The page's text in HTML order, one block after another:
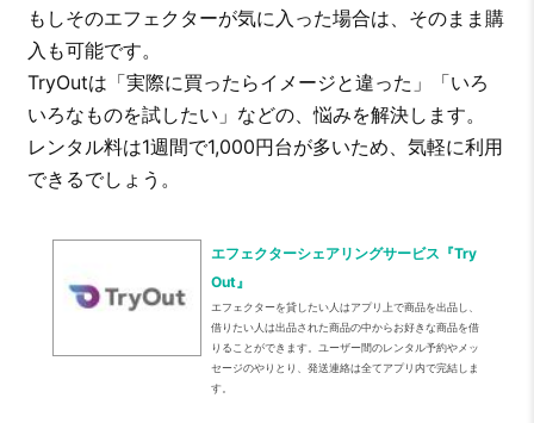
もしそのエフェクターが気に入った場合は、そのまま購
入も可能です。
TryOutは「実際に買ったらイメージと違った」「いろ
いろなものを試したい」などの、悩みを解決します。
レンタル料は1週間で1,000円台が多いため、気軽に利用
できるでしょう。
エフェクターシェアリングサービス『Try
Out』
エフェクターを貸したい人はアプリ上で商品を出品し、
借りたい人は出品された商品の中からお好きな商品を借
りることができます。ユーザー間のレンタル予約やメッ
セージのやりとり、発送連絡は全てアプリ内で完結しま
す。